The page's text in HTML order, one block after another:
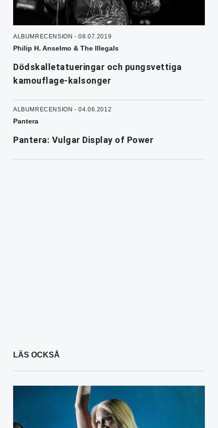
ALBUMRECENSION - 08.07.2019
Philip H. Anselmo & The Illegals
Dödskalletatueringar och pungsvettiga
kamouflage-kalsonger
ALBUMRECENSION - 04.06.2012
Pantera
Pantera: Vulgar Display of Power
LÄS OCKSÅ